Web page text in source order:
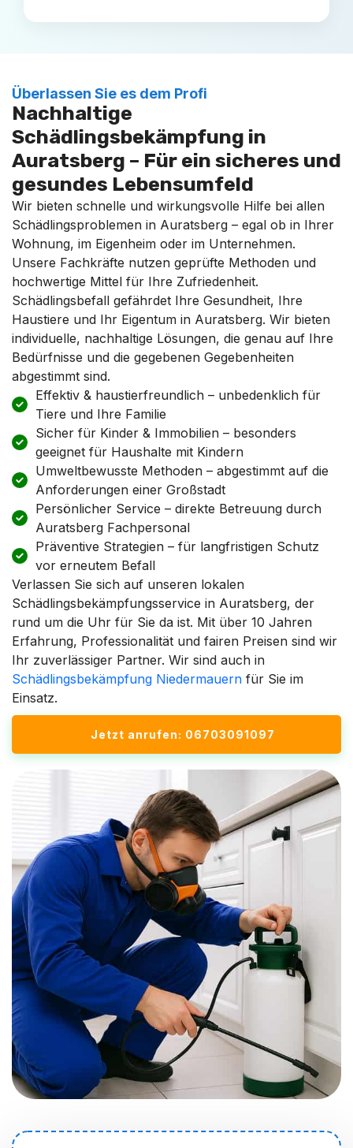
Überlassen Sie es dem Profi
Nachhaltige
Schädlingsbekämpfung in
Auratsberg – Für ein sicheres und
gesundes Lebensumfeld
Wir bieten schnelle und wirkungsvolle Hilfe bei allen
Schädlingsproblemen in Auratsberg – egal ob in Ihrer
Wohnung, im Eigenheim oder im Unternehmen.
Unsere Fachkräfte nutzen geprüfte Methoden und
hochwertige Mittel für Ihre Zufriedenheit.
Schädlingsbefall gefährdet Ihre Gesundheit, Ihre
Haustiere und Ihr Eigentum in Auratsberg. Wir bieten
individuelle, nachhaltige Lösungen, die genau auf Ihre
Bedürfnisse und die gegebenen Gegebenheiten
abgestimmt sind.
Effektiv & haustierfreundlich – unbedenklich für
Tiere und Ihre Familie
Sicher für Kinder & Immobilien – besonders
geeignet für Haushalte mit Kindern
Umweltbewusste Methoden – abgestimmt auf die
Anforderungen einer Großstadt
Persönlicher Service – direkte Betreuung durch
Auratsberg Fachpersonal
Präventive Strategien – für langfristigen Schutz
vor erneutem Befall
Verlassen Sie sich auf unseren lokalen
Schädlingsbekämpfungsservice in Auratsberg, der
rund um die Uhr für Sie da ist. Mit über 10 Jahren
Erfahrung, Professionalität und fairen Preisen sind wir
Ihr zuverlässiger Partner. Wir sind auch in
Schädlingsbekämpfung Niedermauern für Sie im
Einsatz.
Jetzt anrufen: 06703091097